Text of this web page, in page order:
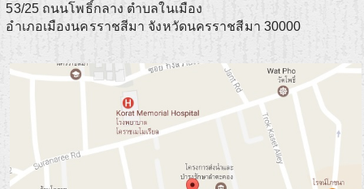
53/25 ถนนโพธิ์กลาง ตำบลในเมือง
อําเภอเมืองนครราชสีมา จังหวัดนครราชสีมา 30000